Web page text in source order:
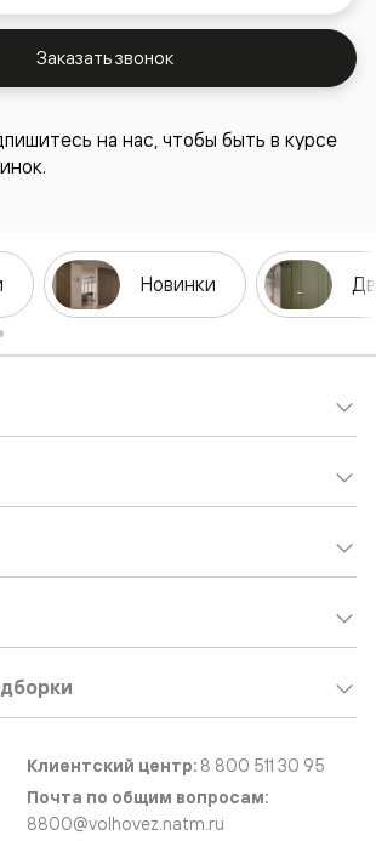
Заказать звонок
на нас, чтобы быть в курсе
Новинки
Клиентский центр: 8 800 511 30 95
Почта по общим вопросам:
8800@volhovez.natm.ru